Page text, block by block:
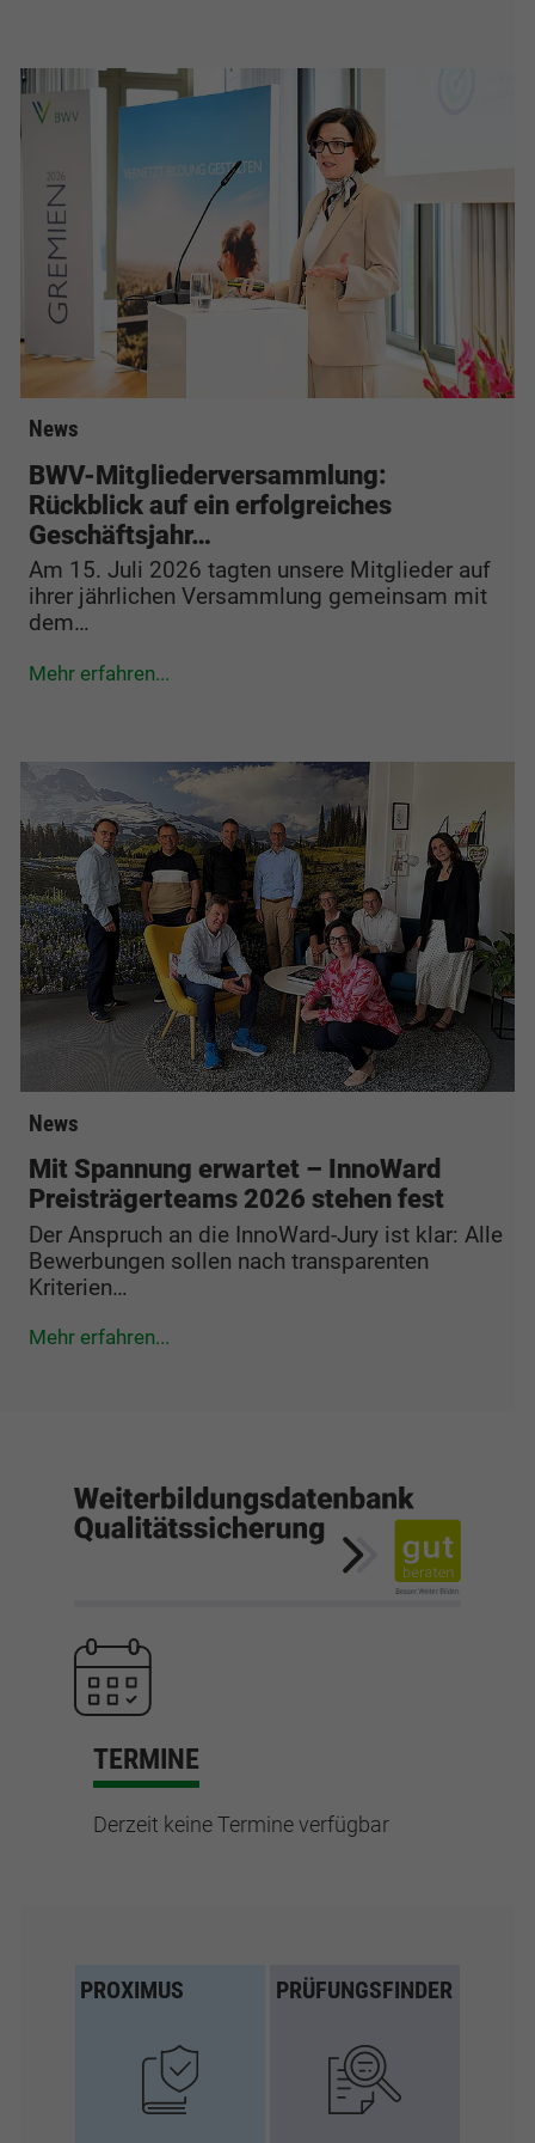
News
BWV-Mitgliederversammlung:
Rückblick auf ein erfolgreiches
Geschäftsjahr…
Am 15. Juli 2026 tagten unsere Mitglieder auf
ihrer jährlichen Versammlung gemeinsam mit
dem…
Mehr erfahren...
News
Mit Spannung erwartet – InnoWard
Preisträgerteams 2026 stehen fest
Der Anspruch an die InnoWard-Jury ist klar: Alle
Bewerbungen sollen nach transparenten
Kriterien…
Mehr erfahren...
TERMINE
Derzeit keine Termine verfügbar
PROXIMUS PRÜFUNGSFINDER